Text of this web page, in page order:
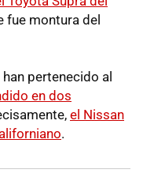
fue montura del
pertenecido al
en dos
el Nissan
.